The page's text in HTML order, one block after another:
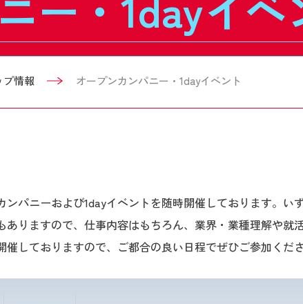
プ情報 オープンカンパニー・1dayイベント
パニーおよび1dayイベントを随時開催しております。い
りますので、仕事内容はもちろん、業界・業種理解や就
しておりますので、ご都合の良い日程でぜひご参加くだ